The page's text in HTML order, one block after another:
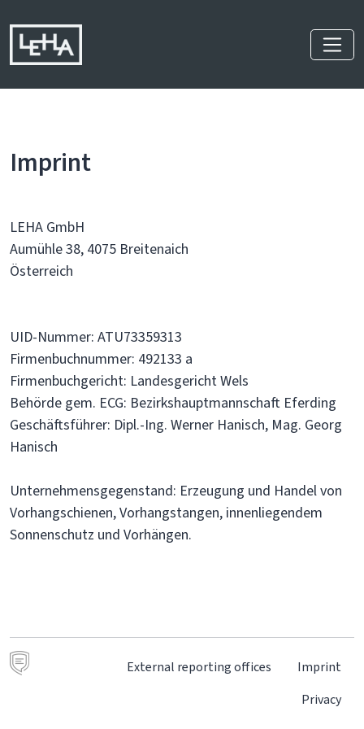
Imprint
LEHA GmbH
Aumühle 38, 4075 Breitenaich
Österreich
UID-Nummer: ATU73359313
Firmenbuchnummer: 492133 a
Firmenbuchgericht: Landesgericht Wels
Behörde gem. ECG: Bezirkshauptmannschaft Eferding
Geschäftsführer: Dipl.-Ing. Werner Hanisch, Mag. Georg
Hanisch
Unternehmensgegenstand: Erzeugung und Handel von
Vorhangschienen, Vorhangstangen, innenliegendem
Sonnenschutz und Vorhängen.
External reporting offices
Imprint
Privacy